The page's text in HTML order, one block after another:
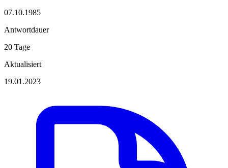
07.10.1985
Antwortdauer
20 Tage
Aktualisiert
19.01.2023